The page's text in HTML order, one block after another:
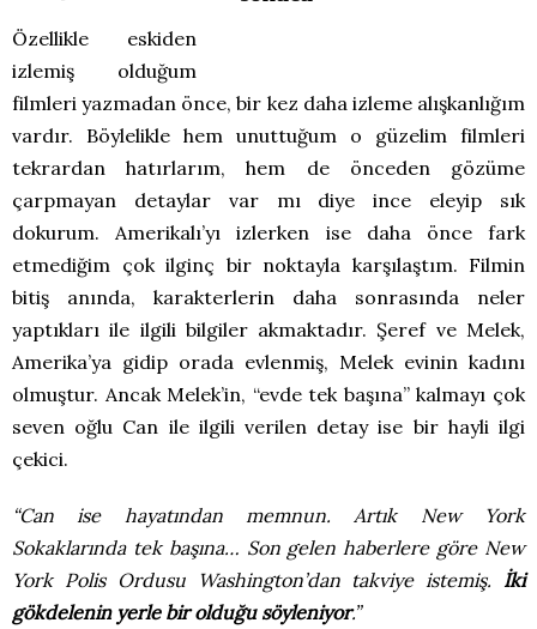
Özellikle eskiden
izlemiş olduğum
filmleri yazmadan önce, bir kez daha izleme alışkanlığım
vardır. Böylelikle hem unuttuğum o güzelim filmleri
tekrardan hatırlarım, hem de önceden gözüme
çarpmayan detaylar var mı diye ince eleyip sık
dokurum. Amerikalı’yı izlerken ise daha önce fark
etmediğim çok ilginç bir noktayla karşılaştım. Filmin
bitiş anında, karakterlerin daha sonrasında neler
yaptıkları ile ilgili bilgiler akmaktadır. Şeref ve Melek,
Amerika’ya gidip orada evlenmiş, Melek evinin kadını
olmuştur. Ancak Melek’in, “evde tek başına” kalmayı çok
seven oğlu Can ile ilgili verilen detay ise bir hayli ilgi
çekici.
“Can ise hayatından memnun. Artık New York
Sokaklarında tek başına… Son gelen haberlere göre New
York Polis Ordusu Washington’dan takviye istemiş. İki
gökdelenin yerle bir olduğu söyleniyor.”